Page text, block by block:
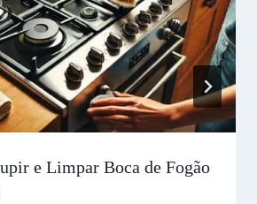
e Limpar Boca de Fogão